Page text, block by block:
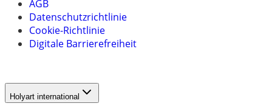
AGB
Datenschutzrichtlinie
Cookie-Richtlinie
Digitale Barrierefreiheit
Holyart international